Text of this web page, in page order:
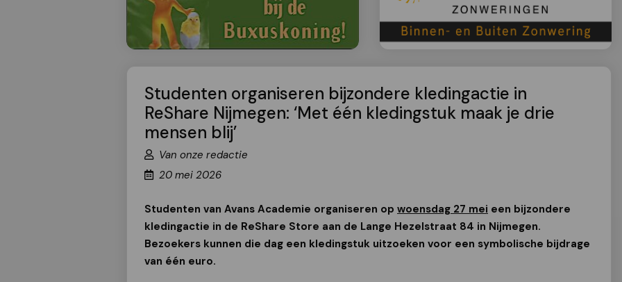
Studenten organiseren bijzondere kledingactie in
ReShare Nijmegen: ‘Met één kledingstuk maak je drie
mensen blij’
Van onze redactie
20 mei 2026
Studenten van Avans Academie organiseren op woensdag 27 mei een bijzondere
kledingactie in de ReShare Store aan de Lange Hezelstraat 84 in Nijmegen.
Bezoekers kunnen die dag een kledingstuk uitzoeken voor een symbolische bijdrage
van één euro.